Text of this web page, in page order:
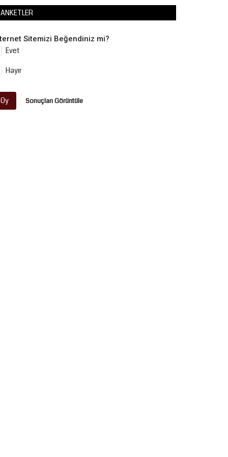
ANKETLER
Sitemizi Beğendiniz mi?
Evet
Hayır
Oy Sonuçları Görüntüle